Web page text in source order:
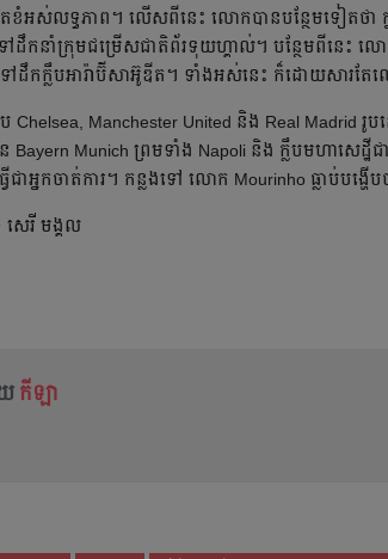
អស់​លទ្ធភាព។ លើស​ពី​នេះ លោក​បាន​បន្ថែម​ទៀត​ថា
កនាំ​ក្រុម​ជម្រើស​ជាតិ​ព័រទុយហ្គាល់។ បន្ថែម​ពី​នេះ
ម​ទៅ​ដឹក​ក្លឹប​អារ៉ាប៊ីសាអ៊ូឌីត។ ទាំង​អស់​នេះ ក៏​ដោយ​សារ​
លឹប Chelsea, Manchester United និង Real Madrid
ន Bayern Munich ព្រម​ទាំង Napoli និង ក្លឹប​មហា​សេដ្ឋី​
ា​អ្នក​ចាត់​ការ។ កន្លង​ទៅ លោក Mourinho ធ្លាប់​បង្ហ
សេរី មង្គល
កីឡា